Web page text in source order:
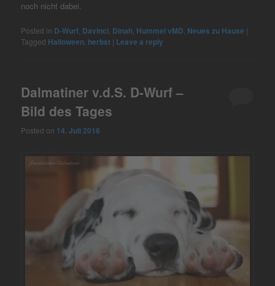
noch nicht dabei.
Posted in D-Wurf Davinci Dinah Hummel vMD Neues zu Hause |
Tagged Halloween herbst | Leave a reply
Dalmatiner v.d.S. D-Wurf –
Bild des Tages
Posted on 14. Juli 2016